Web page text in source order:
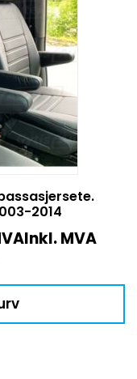
2014
Inkl. MVA